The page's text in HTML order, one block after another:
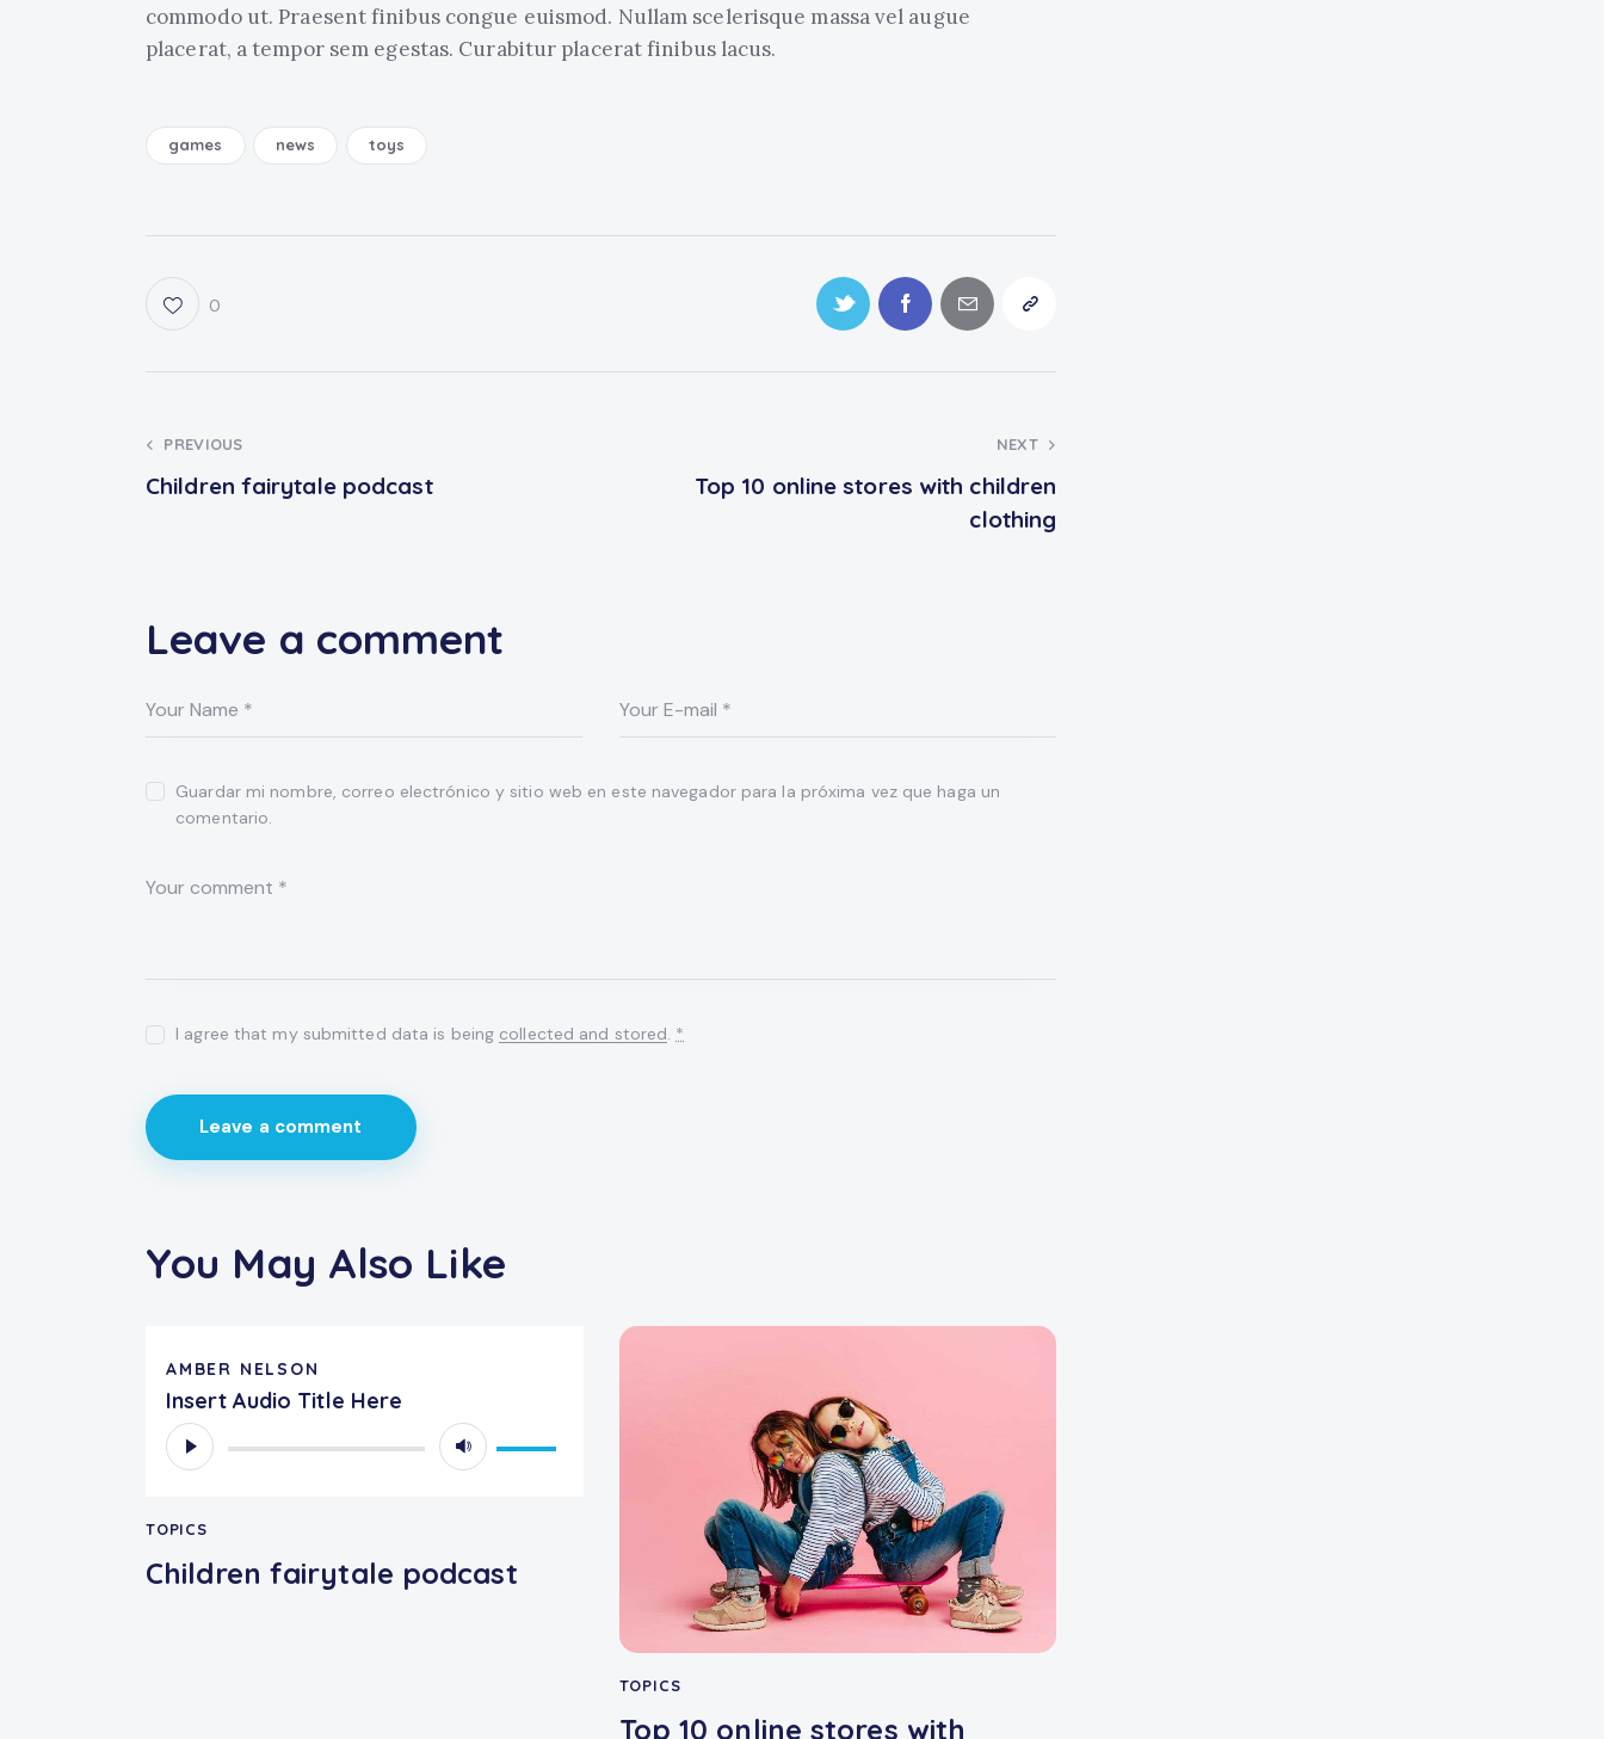
commodo ut. Praesent finibus congue euismod. Nullam scelerisque massa vel augue
placerat, a tempor sem egestas. Curabitur placerat finibus lacus.
games news toys
0
PREVIOUS
Children fairytale podcast
NEXT
Top 10 online stores with children
clothing
Leave a comment
Guardar mi nombre, correo electrónico y sitio web en este navegador para la próxima vez que haga un
comentario.
I agree that my submitted data is being collected and stored. *
You May Also Like
AMBER NELSON
Insert Audio Title Here
Reproductor
de
flecha
TOPICS
Children fairytale podcast
TOPICS
Top 10 online stores with